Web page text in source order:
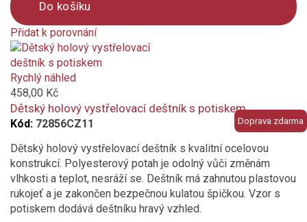
Do košíku
Přidat k porovnání
Product
is
added
to
compare
Doprava zdarma
Rychlý náhled
458,00 Kč
Dětský holový vystřelovací deštník s potiskem
Kód: 72856CZ11
Dětský holový vystřelovací deštník s kvalitní ocelovou
konstrukcí. Polyesterový potah je odolný vůči změnám
vlhkosti a teplot, nesráží se. Deštník má zahnutou plastovou
rukojeť a je zakončen bezpečnou kulatou špičkou. Vzor s
potiskem dodává deštníku hravý vzhled.